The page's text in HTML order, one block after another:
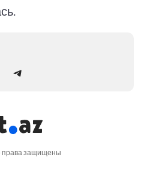
права защищены